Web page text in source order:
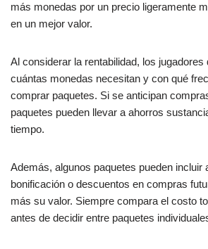
más monedas por un precio ligeramente
en un mejor valor.
Al considerar la rentabilidad, los jugadores
cuántas monedas necesitan y con qué
comprar paquetes. Si se anticipan
paquetes pueden llevar a ahorros
tiempo.
Además, algunos paquetes pueden incluir
bonificación o descuentos en compras
más su valor. Siempre compara el costo
antes de decidir entre paquetes